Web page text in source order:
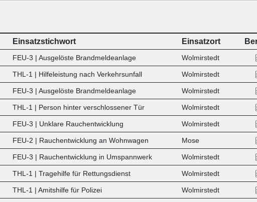
Einsatzstichwort Einsatzort
FEU-3 | Ausgelöste Brandmeldeanlage Wolmirstedt
THL-1 | Hilfeleistung nach Verkehrsunfall Wolmirstedt
FEU-3 | Ausgelöste Brandmeldeanlage Wolmirstedt
THL-1 | Person hinter verschlossener Tür Wolmirstedt
FEU-3 | Unklare Rauchentwicklung Wolmirstedt
FEU-2 | Rauchentwicklung an Wohnwagen Mose
FEU-3 | Rauchentwicklung in Umspannwerk Wolmirstedt
THL-1 | Tragehilfe für Rettungsdienst Wolmirstedt
THL-1 | Amitshilfe für Polizei Wolmirstedt